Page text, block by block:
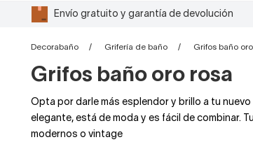
Envío gratuito y garantía de devolución
Decorabaño Grifería de baño Grifos baño
Grifos baño oro rosa
Opta por darle más esplendor y brillo a tu
elegante, está de moda y es fácil de combinar.
modernos o vintage